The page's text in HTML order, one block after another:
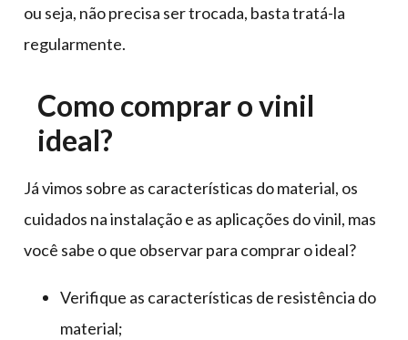
ou seja, não precisa ser trocada, basta tratá-la
regularmente.
Como comprar o vinil
ideal?
Já vimos sobre as características do material, os
cuidados na instalação e as aplicações do vinil, mas
você sabe o que observar para comprar o ideal?
Verifique as características de resistência do
material;